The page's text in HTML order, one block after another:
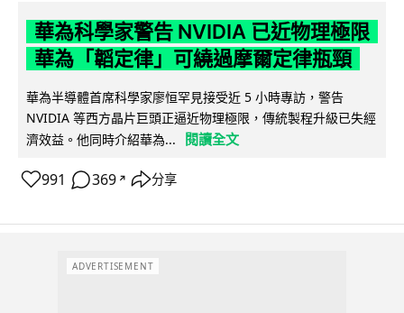
華為科學家警告 NVIDIA 已近物理極限
華為「韜定律」可繞過摩爾定律瓶頸
華為半導體首席科學家廖恒罕見接受近 5 小時專訪，警告
NVIDIA 等西方晶片巨頭正逼近物理極限，傳統製程升級已失經
濟效益。他同時介紹華為...
閱讀全文
991 369 ↗ 分享
ADVERTISEMENT